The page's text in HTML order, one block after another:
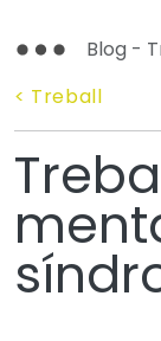
Blog -
< Treball